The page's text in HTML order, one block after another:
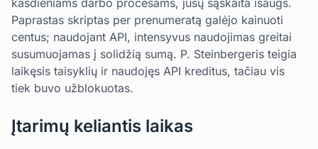
kasdieniams darbo procesams, jūsų sąskaita išaugs.
Paprastas skriptas per prenumeratą galėjo kainuoti
centus; naudojant API, intensyvus naudojimas greitai
susumuojamas į solidžią sumą. P. Steinbergeris teigia
laikęsis taisyklių ir naudojęs API kreditus, tačiau vis
tiek buvo užblokuotas.
Įtarimų keliantis laikas